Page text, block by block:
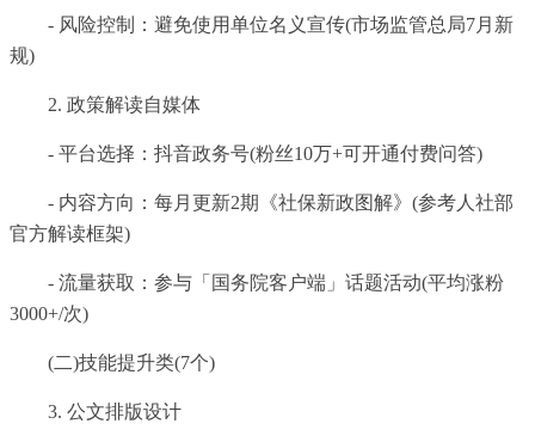
- 风险控制：避免使用单位名义宣传(市场监管总局7月新
规)
2. 政策解读自媒体
- 平台选择：抖音政务号(粉丝10万+可开通付费问答)
- 内容方向：每月更新2期《社保新政图解》(参考人社部
官方解读框架)
- 流量获取：参与「国务院客户端」话题活动(平均涨粉
3000+/次)
(二)技能提升类(7个)
3. 公文排版设计